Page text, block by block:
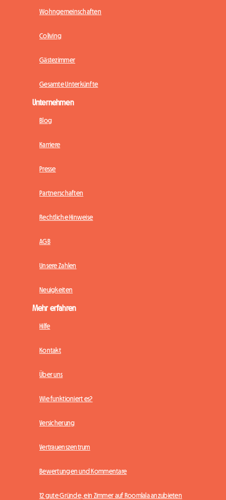
Wohngemeinschaften
Coliving
Gästezimmer
Gesamte Unterkünfte
Unternehmen
Blog
Karriere
Presse
Partnerschaften
Rechtliche Hinweise
AGB
Unsere Zahlen
Neuigkeiten
Mehr erfahren
Hilfe
Kontakt
Über uns
Wie funktioniert es?
Versicherung
Vertrauenszentrum
Bewertungen und Kommentare
12 gute Gründe, ein Zimmer auf Roomlala anzubieten